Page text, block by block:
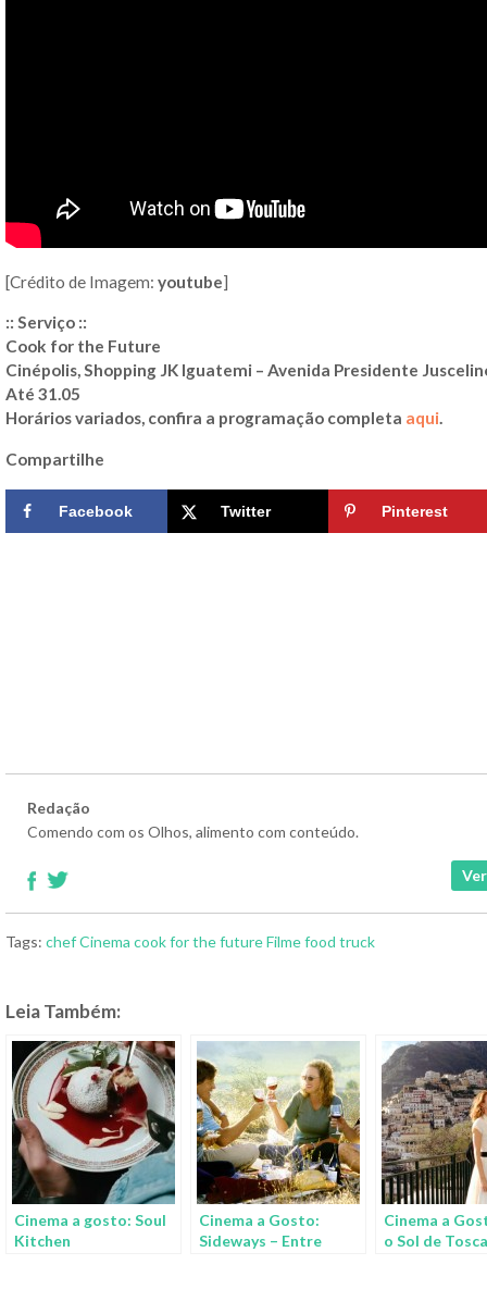
[Crédito de Imagem: youtube]
:: Serviço ::
Cook for the Future
Cinépolis, Shopping JK Iguatemi – Avenida Presidente
Até 31.05
Horários variados, confira a programação completa aqui.
Compartilhe
Facebook Twitter Pinterest
Redação
Comendo com os Olhos, alimento com conteúdo.
Tags: chefCinema cook for the futureFilmefood truck
Leia Também:
Cinema a gosto: Soul
Kitchen
Cinema a Gosto:
Sideways – Entre
Cinema a
o Sol de